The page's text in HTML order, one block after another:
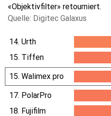
«Objektivfilter» retourniert.
Quelle: Digitec Galaxus
14. Urth
15. Tiffen
3.8%
15. Walimex pro
3.8%
17. PolarPro
4.2%
18. Fujifilm